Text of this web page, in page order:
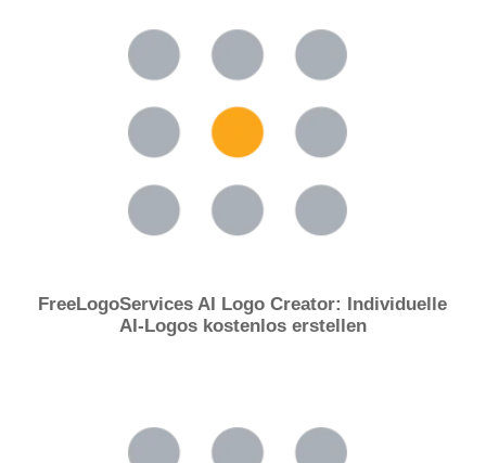
FreeLogoServices AI Logo Creator: Individuelle
AI-Logos kostenlos erstellen